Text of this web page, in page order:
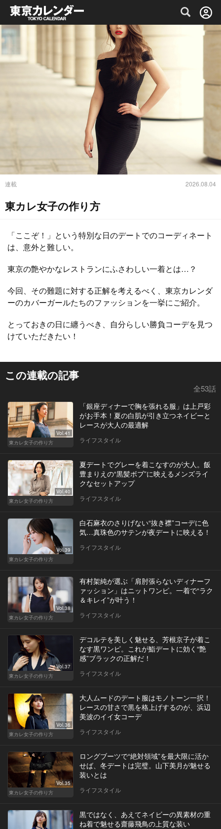
グルメ情報・プレミアムレストラン予約
連載 2026.08.04
東カレ女子の作り方
「ここぞ！」という特別な日のデートでのコーディネート
は、意外と難しい。
東京の艶やかなレストランにふさわしい一着とは…？
今回、その難題に対する正解を考えるべく、東京カレンダ
ーのカバーガールたちのファッションを一挙にご紹介。
とっておきの日に纏うべき、自分らしい勝負コーデを見つ
けていただきたい！
この連載の記事
全53話
Vol.41
東カレ女子の作り方
「銀座ディナーで胸を張れる服」は上戸彩
がお手本！夏の白肌が引き立つネイビーと
レースが大人の最適解
ライフスタイル
Vol.40
東カレ女子の作り方
夏デートでグレーを着こなすのが大人。飯
豊まりえの“黒髪ボブ”に映えるメンズライ
クなセットアップ
ライフスタイル
Vol.39
東カレ女子の作り方
白石麻衣のさりげない“抜き襟”コーデに色
気…真珠色のサテンが夜デートに映える！
ライフスタイル
Vol.38
東カレ女子の作り方
有村架純が選ぶ「肩肘張らないディナーフ
ァッション」はニットワンピ。一着で“ラク
＆キレイ”が叶う！
ライフスタイル
Vol.37
東カレ女子の作り方
デコルテを美しく魅せる、芳根京子が着こ
なす黒ワンピ。これが鮨デートに効く“艶
感”ブラックの正解だ！
ライフスタイル
Vol.36
東カレ女子の作り方
大人ムードのデート服はモノトーン一択！
レースの甘さで黒を格上げするのが、浜辺
美波のイイ女コーデ
ライフスタイル
Vol.35
東カレ女子の作り方
ロングブーツで“絶対領域”を最大限に活か
せば、冬デートは完璧。山下美月が魅せる
装いとは
ライフスタイル
黒ではなく、あえてネイビーの異素材の重
ね着で魅せる齋藤飛鳥の上質な装い